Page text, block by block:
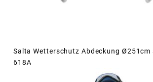
Salta Wetterschutz Abdeckung Ø251cm
618A